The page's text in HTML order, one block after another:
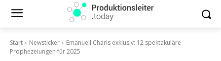
Start Newsticker
Emanuell Charis exklusiv: 12 spektakuläre
Prophezeiungen für 2025